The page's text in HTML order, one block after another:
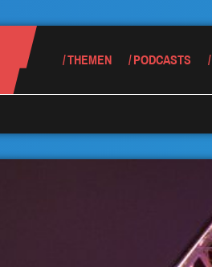
THEMEN PODCASTS